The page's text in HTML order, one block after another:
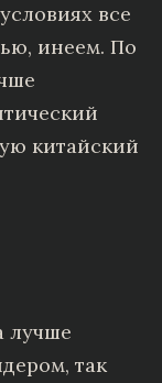
все
инеем. По
китайский
лучше
так